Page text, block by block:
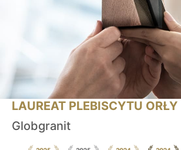
LAUREAT PLEBISCYTU ORŁY
Globgranit